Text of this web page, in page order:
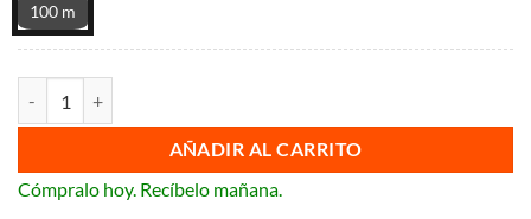
100 m
AÑADIR AL CARRITO
Cómpralo hoy. Recíbelo mañana.